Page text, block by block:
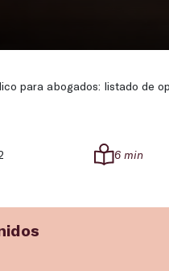
para abogados: listado de
6 min